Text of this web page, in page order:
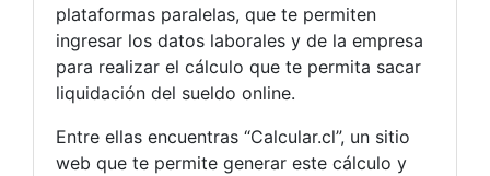
plataformas paralelas, que te permiten
ingresar los datos laborales y de la empresa
para realizar el cálculo que te permita sacar
liquidación del sueldo online.
Entre ellas encuentras “Calcular.cl”, un sitio
web que te permite generar este cálculo y